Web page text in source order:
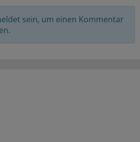
sein, um einen Kommentar